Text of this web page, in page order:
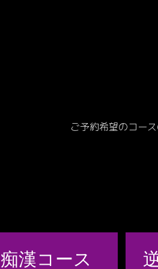
ご予約希望のコー
痴漢コース